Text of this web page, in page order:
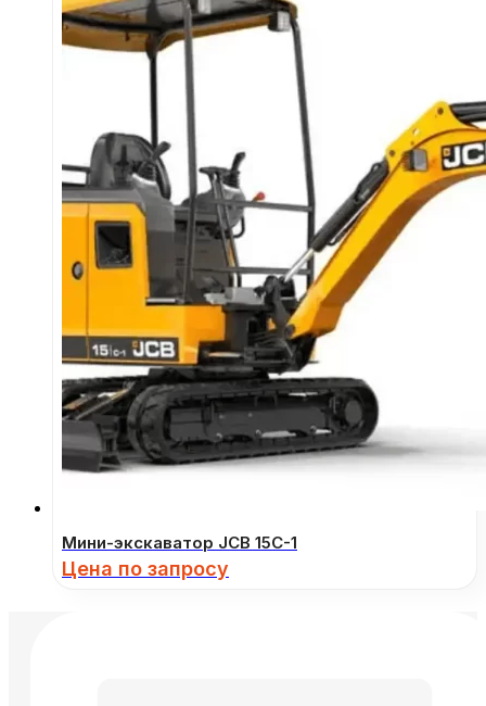
Мини-экскаватор JCB 15C-1
Цена по запросу